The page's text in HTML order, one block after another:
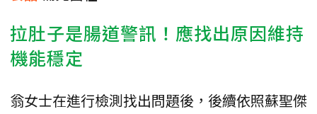
拉肚子是腸道警訊！應找出原因維持
機能穩定
翁女士在進行檢測找出問題後，後續依照蘇聖傑